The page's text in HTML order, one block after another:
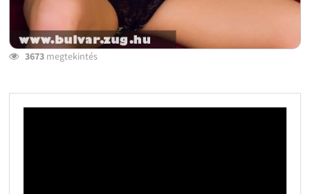
3673megtekintés